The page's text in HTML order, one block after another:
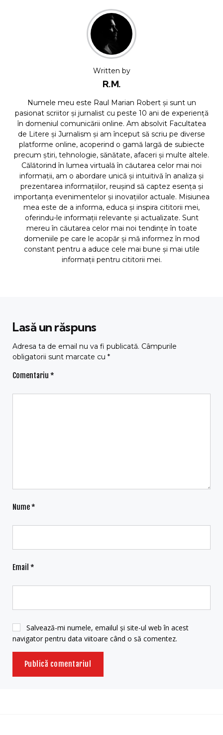
Written by
R.M.
Numele meu este Raul Marian Robert și sunt un
pasionat scriitor și jurnalist cu peste 10 ani de experiență
în domeniul comunicării online. Am absolvit Facultatea
de Litere și Jurnalism și am început să scriu pe diverse
platforme online, acoperind o gamă largă de subiecte
precum știri, tehnologie, sănătate, afaceri și multe altele.
Călătorind în lumea virtuală în căutarea celor mai noi
informații, am o abordare unică și intuitivă în analiza și
prezentarea informațiilor, reușind să captez esența și
importanța evenimentelor și inovațiilor actuale. Misiunea
mea este de a informa, educa și inspira cititorii mei,
oferindu-le informații relevante și actualizate. Sunt
mereu în căutarea celor mai noi tendințe în toate
domeniile pe care le acopăr și mă informez în mod
constant pentru a aduce cele mai bune și mai utile
informații pentru cititorii mei.
Lasă un răspuns
Adresa ta de email nu va fi publicată. Câmpurile
obligatorii sunt marcate cu *
Comentariu *
Nume*
Email *
Salvează-mi numele, emailul și site-ul web în acest
navigator pentru data viitoare când o să comentez.